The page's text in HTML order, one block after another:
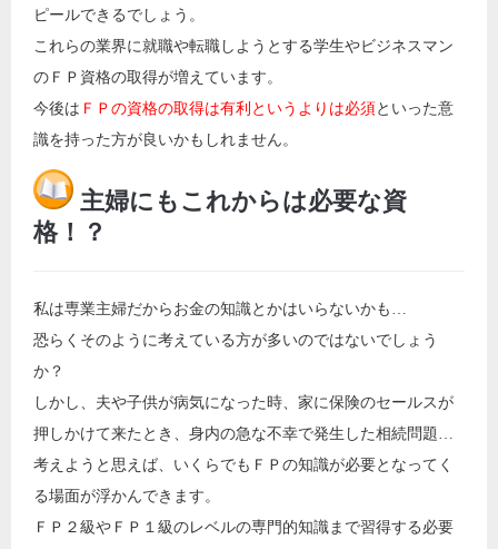
ピールできるでしょう。
これらの業界に就職や転職しようとする学生やビジネスマン
のＦＰ資格の取得が増えています。
今後は ＦＰの資格の取得は有利というよりは必須といった意
識を持った方が良いかもしれません。
主婦にもこれからは必要な資
格！？
私は専業主婦だからお金の知識とかはいらないかも…
恐らくそのように考えている方が多いのではないでしょう
か？
しかし、夫や子供が病気になった時、家に保険のセールスが
押しかけて来たとき、身内の急な不幸で発生した相続問題…
考えようと思えば、いくらでもＦＰの知識が必要となってく
る場面が浮かんできます。
ＦＰ２級やＦＰ１級のレベルの専門的知識まで習得する必要